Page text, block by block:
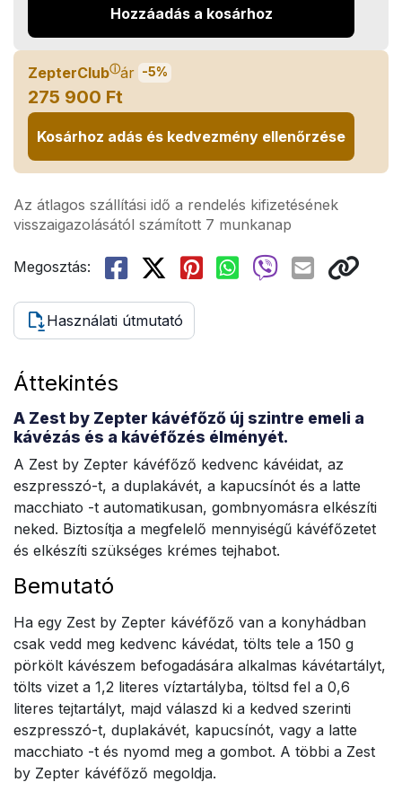
Hozzáadás a kosárhoz
ZepterClubⓘár -5%
275 900 Ft
Kosárhoz adás és kedvezmény ellenőrzése
Az átlagos szállítási idő a rendelés kifizetésének
visszaigazolásától számított 7 munkanap
Megosztás:
Használati útmutató
Áttekintés
A Zest by Zepter kávéfőző új szintre emeli a
kávézás és a kávéfőzés élményét.
A Zest by Zepter kávéfőző kedvenc kávéidat, az
eszpresszó-t, a duplakávét, a kapucsínót és a latte
macchiato -t automatikusan, gombnyomásra elkészíti
neked. Biztosítja a megfelelő mennyiségű kávéfőzetet
és elkészíti szükséges krémes tejhabot.
Bemutató
Ha egy Zest by Zepter kávéfőző van a konyhádban
csak vedd meg kedvenc kávédat, tölts tele a 150 g
pörkölt kávészem befogadására alkalmas kávétartályt,
tölts vizet a 1,2 literes víztartályba, töltsd fel a 0,6
literes tejtartályt, majd válaszd ki a kedved szerinti
eszpresszó-t, duplakávét, kapucsínót, vagy a latte
macchiato -t és nyomd meg a gombot. A többi a Zest
by Zepter kávéfőző megoldja.